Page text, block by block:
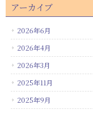
アーカイブ
2026年6月
2026年4月
2026年3月
2025年11月
2025年9月